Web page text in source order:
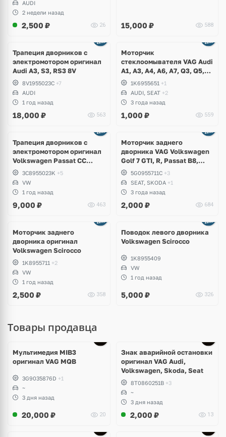
AUDI
2 недели назад
2,500 ₽ 26 15,000 ₽ 588
Трапеция дворников с
электромотором оригинал
Audi A3, S3, RS3 8V
8V1955023C +7
AUDI
1 год назад
18,000 ₽ 563
Моторчик
стеклоомывателя VAG Audi
A1, A3, A4, A6, A7, Q3, Q5,
Q7, Q8, Volkswagen Golf,
Jetta, Passat, Caddy,
Tiguan, Skoda Octavia,
Fabia, Kodiaq, Superb, Yeti,
Seat Leon, Altea, Bentley
1K6955651 +1
AUDI, SEAT +2
3 года назад
1,000 ₽ 559
Трапеция дворников с
электромотором оригинал
Volkswagen Passat CC
рестайлинг
3C8955023K +5
VW
1 год назад
9,000 ₽ 463
Моторчик заднего
дворника VAG Volkswagen
Golf 7 GTI, R, Passat B8,
Tiguan, Teramont, Touareg
3, Skoda Octavia, Fabia,
Seat Ateca, Ibiza
5G0955711C +3
SEAT, SKODA +1
3 года назад
2,000 ₽ 684
Моторчик заднего
дворника оригинал
Volkswagen Scirocco
1K8955711 +2
VW
1 год назад
2,500 ₽ 358
Поводок левого дворника
Volkswagen Scirocco
1K8955409
VW
1 год назад
5,000 ₽ 326
Товары продавца
Мультимедия MIB3
оригинал VAG MQB
3G9035876D +1
~
3 дня назад
20,000 ₽ 20
Знак аварийной остановки
оригинал VAG Audi,
Volkswagen, Skoda, Seat
8T0860251B +3
~
3 дня назад
2,000 ₽ 13